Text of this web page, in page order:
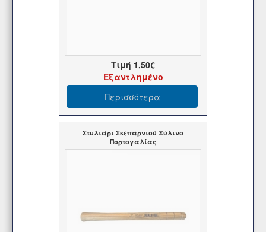
Τιμή 1,50€
Εξαντλημένο
Περισσότερα
Στυλιάρι Σκεπαρνιού Ξύλινο
Πορτογαλίας